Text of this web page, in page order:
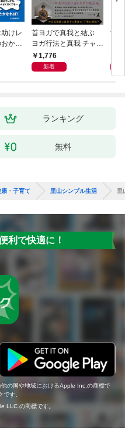
けレ
か
調味
ッチ
首ヨガで真我と結ぶ
ヨガ行法と真我 チャク
ラと真我の関係 クンダ
リーニ上昇体験 次元上
1,776
新着
す
ランキング
無料
・子育て 里山シンプル生活 里
利で快適に！
の国や地域におけるApple Inc.の商標で
す。
LLC の商標です。